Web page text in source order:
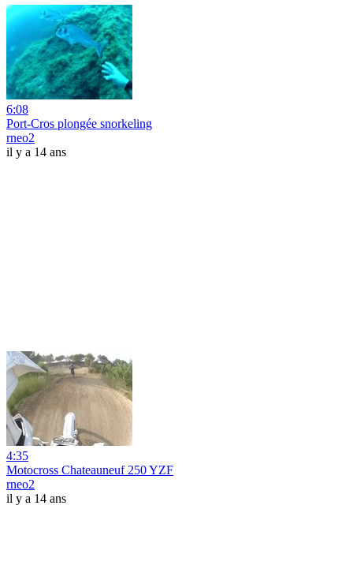
6:08
Port-Cros plongée snorkeling
rneo2
il y a 14 ans
4:35
Motocross Chateauneuf 250 YZF
rneo2
il y a 14 ans